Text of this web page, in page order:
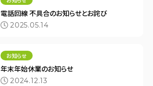
電話回線 不具合のお知らせとお詫び
2025.05.14
お知らせ
年末年始休業のお知らせ
2024.12.13